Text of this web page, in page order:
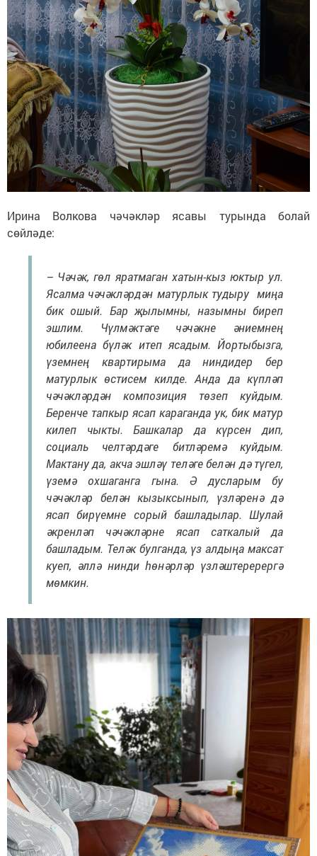
Ирина Волкова чәчәкләр ясавы турында болай
сөйләде:
– Чәчәк, гөл яратмаган хатын-кыз юктыр ул.
Ясалма чәчәкләрдән матурлык тудыру миңа
бик ошый. Бар җылымны, назымны биреп
эшлим. Чүлмәктәге чәчәкне әниемнең
юбилеена бүләк итеп ясадым. Йортыбызга,
үземнең квартирыма да ниндидер бер
матурлык өстисем килде. Анда да күпләп
чәчәкләрдән композиция төзеп куйдым.
Беренче тапкыр ясап караганда ук, бик матур
килеп чыкты. Башкалар да күрсен дип,
социаль челтәрдәге битләремә куйдым.
Мактану да, акча эшләү теләге белән дә түгел,
үземә охшаганга гына. Ә дусларым бу
чәчәкләр белән кызыксынып, үзләренә дә
ясап бирүемне сорый башладылар. Шулай
әкренләп чәчәкләрне ясап саткалый да
башладым. Теләк булганда, үз алдыңа максат
куеп, әллә нинди һөнәрләр үзләштеререргә
мөмкин.